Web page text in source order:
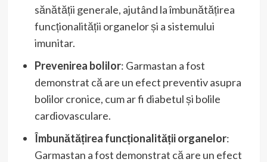
sănătății generale, ajutând la îmbunătățirea
funcționalității organelor și a sistemului
imunitar.
Prevenirea bolilor: Garmastan a fost
demonstrat că are un efect preventiv asupra
bolilor cronice, cum ar fi diabetul și bolile
cardiovasculare.
Îmbunătățirea funcționalității organelor:
Garmastan a fost demonstrat că are un efect